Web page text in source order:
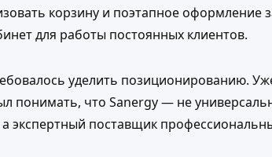
корзину и поэтапное оформление
для работы постоянных клиентов.
уделить позиционированию.
понимать, что Sanergy — не
а экспертный поставщик